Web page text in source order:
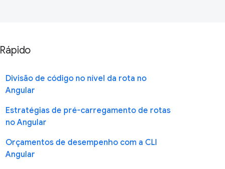
Rápido
Divisão de código no nível da rota no
Angular
Estratégias de pré-carregamento de rotas
no Angular
Orçamentos de desempenho com a CLI
Angular